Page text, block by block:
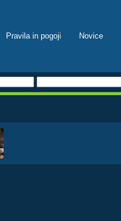
Pravila in pogoji Novice